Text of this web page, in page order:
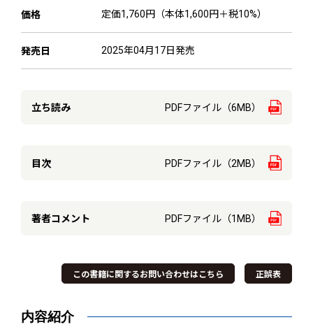
価格 定価1,760円（本体1,600円＋税10%）
発売日 2025年04月17日発売
立ち読み PDFファイル（6MB）
目次 PDFファイル（2MB）
著者コメント PDFファイル（1MB）
この書籍に関するお問い合わせはこちら 正誤表
内容紹介